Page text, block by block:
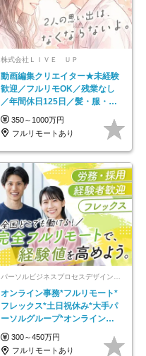
株式会社ＬＩＶＥ ＵＰ
動画編集クリエイター★未経験
歓迎／フルリモOK／残業なし
／年間休日125日／髪・服・ネ
イル自由／研修充実で安心
350～1000万円
フルリモートあり
パーソルビジネスプロセスデザイン株式会社 事業開発本部
オンライン事務*フルリモート*
フレックス*土日祝休み*大手パ
ーソルグループ*オンライン面
接*30～40代活躍中
300～450万円
フルリモートあり